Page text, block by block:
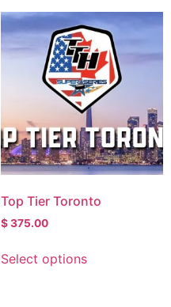
Top Tier Toronto
$375.00
Select options